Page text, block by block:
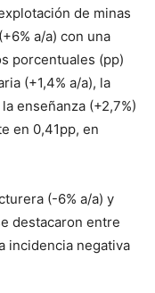
de minas
a/a) con una
porcentuales (pp)
(+1,4% a/a), la
enseñanza (+2,7%)
en 0,41pp, en
(-6% a/a) y
destacaron entre
incidencia negativa